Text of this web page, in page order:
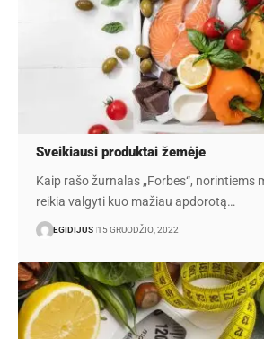
Sveikiausi produktai žemėje
Kaip rašo žurnalas „Forbes“, norintiems
reikia valgyti kuo mažiau apdorotą…
EGIDIJUS 15 GRUODŽIO, 2022